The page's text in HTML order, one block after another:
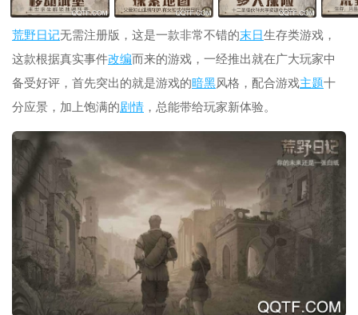
荒野日记无需注册版，这是一款非常不错的末日生存类游戏，
这款根据真实事件改编而来的游戏，一经推出就在广大玩家中
备受好评，首先突出的就是游戏的暗黑风格，配合游戏主题十
分应景，加上饱满的剧情 ，总能带给玩家新体验。